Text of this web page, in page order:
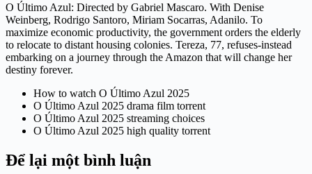
O Último Azul: Directed by Gabriel Mascaro. With Denise
Weinberg, Rodrigo Santoro, Miriam Socarras, Adanilo. To
maximize economic productivity, the government orders the elderly
to relocate to distant housing colonies. Tereza, 77, refuses-instead
embarking on a journey through the Amazon that will change her
destiny forever.
How to watch O Último Azul 2025
O Último Azul 2025 drama film torrent
O Último Azul 2025 streaming choices
O Último Azul 2025 high quality torrent
Để lại một bình luận